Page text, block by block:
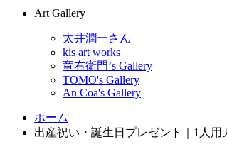
Art Gallery
太井潤一さん
kis art works
竜右衛門’s Gallery
TOMO's Gallery
An Coa's Gallery
ホーム
出産祝い・誕生日プレゼント｜1人用